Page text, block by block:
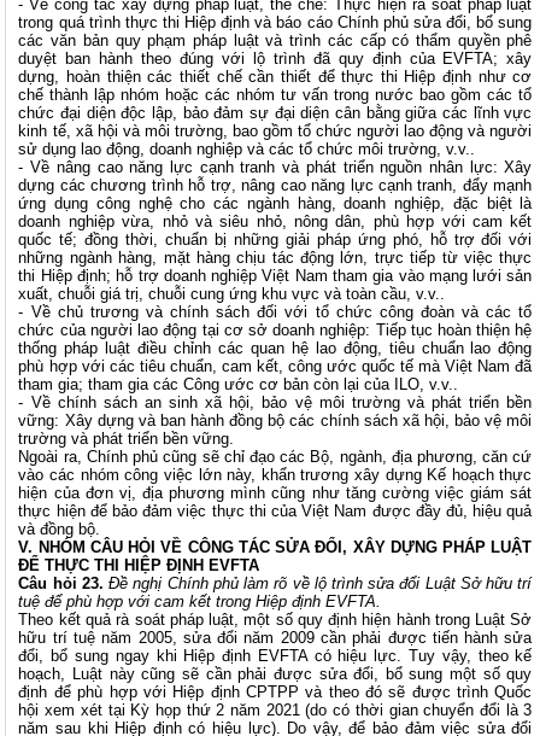
- Về công tác xây dựng pháp luật, thể chế: Thực hiện rà soát pháp luật
trong quá trình thực thi Hiệp định và báo cáo Chính phủ sửa đổi, bổ sung
các văn bản quy phạm pháp luật và trình các cấp có thẩm quyền phê
duyệt ban hành theo đúng với lộ trình đã quy định của EVFTA; xây
dựng, hoàn thiện các thiết chế cần thiết để thực thi Hiệp định như cơ
chế thành lập nhóm hoặc các nhóm tư vấn trong nước bao gồm các tổ
chức đại diện độc lập, bảo đảm sự đại diện cân bằng giữa các lĩnh vực
kinh tế, xã hội và môi trường, bao gồm tổ chức người lao động và người
sử dụng lao động, doanh nghiệp và các tổ chức môi trường, v.v..
- Về nâng cao năng lực cạnh tranh và phát triển nguồn nhân lực: Xây
dựng các chương trình hỗ trợ, nâng cao năng lực cạnh tranh, đẩy mạnh
ứng dụng công nghệ cho các ngành hàng, doanh nghiệp, đặc biệt là
doanh nghiệp vừa, nhỏ và siêu nhỏ, nông dân, phù hợp với cam kết
quốc tế; đồng thời, chuẩn bị những giải pháp ứng phó, hỗ trợ đối với
những ngành hàng, mặt hàng chịu tác động lớn, trực tiếp từ việc thực
thi Hiệp định; hỗ trợ doanh nghiệp Việt Nam tham gia vào mạng lưới sản
xuất, chuỗi giá trị, chuỗi cung ứng khu vực và toàn cầu, v.v..
- Về chủ trương và chính sách đối với tổ chức công đoàn và các tổ
chức của người lao động tại cơ sở doanh nghiệp: Tiếp tục hoàn thiện hệ
thống pháp luật điều chỉnh các quan hệ lao động, tiêu chuẩn lao động
phù hợp với các tiêu chuẩn, cam kết, công ước quốc tế mà Việt Nam đã
tham gia; tham gia các Công ước cơ bản còn lại của ILO, v.v..
- Về chính sách an sinh xã hội, bảo vệ môi trường và phát triển bền
vững: Xây dựng và ban hành đồng bộ các chính sách xã hội, bảo vệ môi
trường và phát triển bền vững.
Ngoài ra, Chính phủ cũng sẽ chỉ đạo các Bộ, ngành, địa phương, căn cứ
vào các nhóm công việc lớn này, khẩn trương xây dựng Kế hoạch thực
hiện của đơn vị, địa phương mình cũng như tăng cường việc giám sát
thực hiện để bảo đảm việc thực thi của Việt Nam được đầy đủ, hiệu quả
và đồng bộ.
V. NHÓM CÂU HỎI VỀ CÔNG TÁC SỬA ĐỔI, XÂY DỰNG PHÁP LUẬT
ĐỂ THỰC THI HIỆP ĐỊNH EVFTA
Câu hỏi 23. Đề nghị Chính phủ làm rõ về lộ trình sửa đổi Luật Sở hữu trí
tuệ để phù hợp với cam kết trong Hiệp định EVFTA.
Theo kết quả rà soát pháp luật, một số quy định hiện hành trong Luật Sở
hữu trí tuệ năm 2005, sửa đổi năm 2009 cần phải được tiến hành sửa
đổi, bổ sung ngay khi Hiệp định EVFTA có hiệu lực. Tuy vậy, theo kế
hoạch, Luật này cũng sẽ cần phải được sửa đổi, bổ sung một số quy
định để phù hợp với Hiệp định CPTPP và theo đó sẽ được trình Quốc
hội xem xét tại Kỳ họp thứ 2 năm 2021 (do có thời gian chuyển đổi là 3
năm sau khi Hiệp định có hiệu lực). Do vậy, để bảo đảm việc sửa đổi